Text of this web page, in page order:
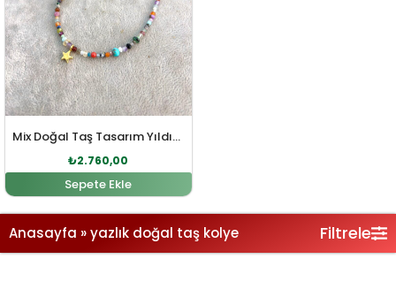
Mix Doğal Taş Tasarım Yıldız Sembol Gümüş Kolye
₺2.760,00
Sepete Ekle
Anasayfa »yazlık doğal taş kolye Filtrele